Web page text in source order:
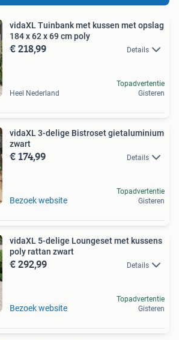
vidaXL Tuinbank met kussen met opslag
184 x 62 x 69 cm poly
€ 218,99 Details
Heel Nederland
Topadvertentie
Gisteren
vidaXL 3-delige Bistroset gietaluminium
zwart
€ 174,99 Details
Bezoek website
Topadvertentie
Gisteren
vidaXL 5-delige Loungeset met kussens
poly rattan zwart
€ 292,99 Details
Bezoek website
Topadvertentie
Gisteren